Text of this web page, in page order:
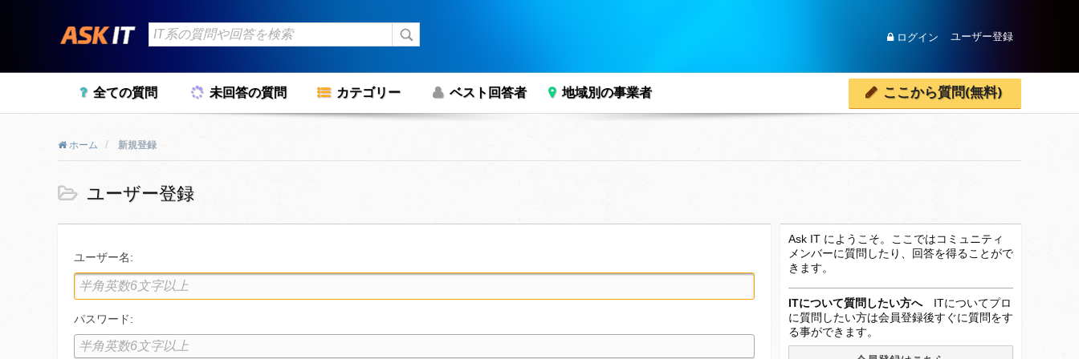
ユーザー登録
ログイン
全ての質問 未回答の質問 カテゴリー ベスト回答者 地域別の事業者 ここから質問(無料)
ホーム 新規登録
ユーザー登録
ユーザー名:
パスワード:
Ask IT にようこそ。ここではコミュニティ
メンバーに質問したり、回答を得ることがで
きます。
ITについて質問したい方へITについてプロ
に質問したい方は会員登録後すぐに質問をす
る事ができます。